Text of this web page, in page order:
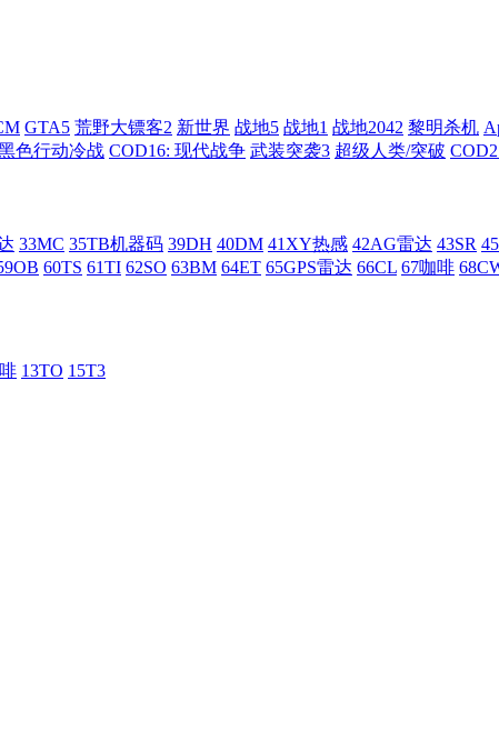
GTA5 荒野大镖客2 新世界 战地5 战地1 战地2042 黎明杀机
色行动冷战 COD16: 现代战争 武装突袭3 超级人类/突破
33MC 35TB机器码 39DH 40DM 41XY热感 42AG雷达 43SR
60TS 61TI 62SO 63BM 64ET 65GPS雷达 66CL 67咖啡
13TO 15T3